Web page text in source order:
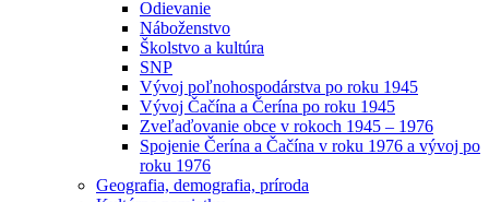
Odievanie
Náboženstvo
Školstvo a kultúra
SNP
Vývoj poľnohospodárstva po roku 1945
Vývoj Čačína a Čerína po roku 1945
Zveľaďovanie obce v rokoch 1945 – 1976
Spojenie Čerína a Čačína v roku 1976 a vývoj po
roku 1976
Geografia, demografia, príroda